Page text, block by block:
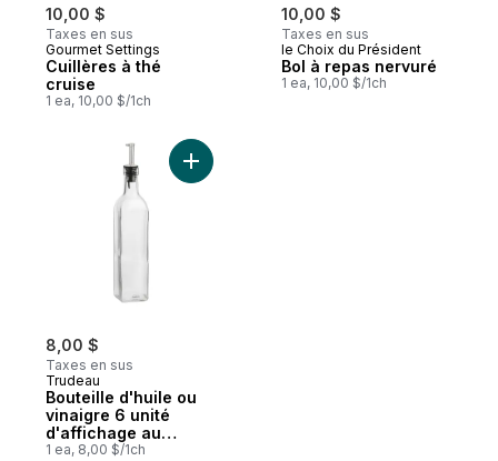
10,00 $
Taxes en sus
Gourmet Settings
Cuillères à thé
cruise
1 ea, 10,00 $/1ch
10,00 $
Taxes en sus
le Choix du Président
Bol à repas nervuré
1 ea, 10,00 $/1ch
8,00 $
Taxes en sus
Trudeau
Bouteille d'huile ou
vinaigre 6 unité
d'affichage au
comptoir
1 ea, 8,00 $/1ch
Ajouter Bouteille d'huile ou vinaigre 6